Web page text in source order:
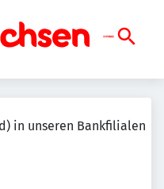
in unseren Bankfilialen